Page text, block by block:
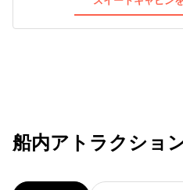
船内アトラクショ